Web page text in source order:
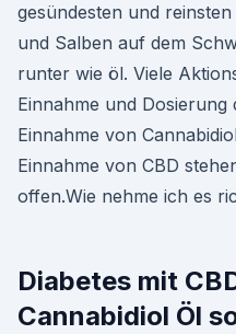
gesündesten und
und Salben auf dem
runter wie öl. Viele
Einnahme und Dosierung
Einnahme von
Einnahme von CBD
offen.Wie nehme ich es
Diabetes mit
Cannabidiol Öl